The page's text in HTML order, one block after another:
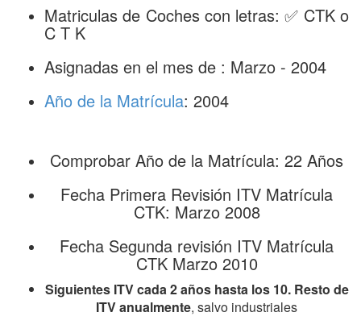
Matriculas de Coches con letras: ✅ CTK o
C T K
Asignadas en el mes de : Marzo - 2004
Año de la Matrícula: 2004
Comprobar Año de la Matrícula: 22 Años
Fecha Primera Revisión ITV Matrícula
CTK: Marzo 2008
Fecha Segunda revisión ITV Matrícula
CTK Marzo 2010
Siguientes ITV cada 2 años hasta los 10. Resto de
ITV anualmente, salvo industriales